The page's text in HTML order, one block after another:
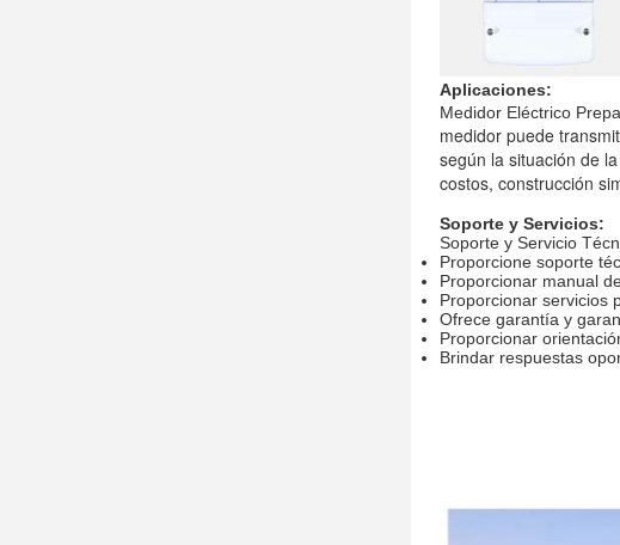
Aplicaciones:
Medidor Eléctrico
medidor puede
según la situación de
costos, construcción
Soporte y Servicios:
Soporte y Servicio
Proporcione soporte
Proporcionar manual
Proporcionar servicios
Ofrece garantía y
Proporcionar
Brindar respuestas